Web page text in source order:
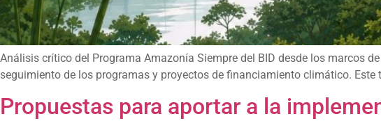
Análisis crítico del Programa Amazonía Siempre del BID desde los marcos
seguimiento de los programas y proyectos de financiamiento climático.
Propuestas para aportar a la